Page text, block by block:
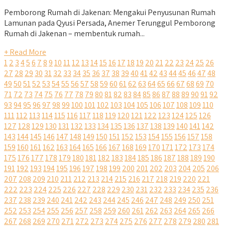
Pemborong Rumah di Jakenan: Mengakui Penyusunan Rumah
Lamunan pada Qyusi Persada, Anemer Terunggul Pemborong
Rumah di Jakenan – membentuk rumah...
+ Read More
12 3456 78910111213141516171819 20 2122 23 2425 26
27 28 29 30 3132 33 3435 36 37 38 39404142434445464748
495051525354555657585960616263646566676869 70
7172 73 7475 76 77 78 7980818283848586878889909192
93949596979899100101102103104105106107108109110
111112113114115116117118119120121122123124125126
127128129130131132133134135136137138139140141142
143144145146147148149150151152153154155156157158
159160161162163164165166167168169170171172173174
175176177178179180181182183184185186187188189190
191192193194195196197198199 200 201202 203 204205 206
207 208 209 210 211212 213 214215 216 217 218 219 220 221
222 223 224225 226 227 228 229 230 231232 233 234235 236
237 238 239 240 241242 243 244245 246 247 248 249 250 251
252 253 254255 256 257 258 259 260 261262 263 264265 266
267 268 269 270 271272 273 274275 276 277 278 279 280 281